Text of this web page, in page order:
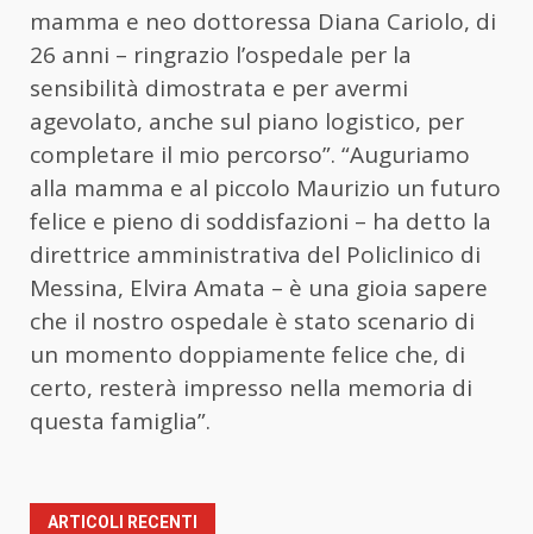
mamma e neo dottoressa Diana Cariolo, di
26 anni – ringrazio l’ospedale per la
sensibilità dimostrata e per avermi
agevolato, anche sul piano logistico, per
completare il mio percorso”. “Auguriamo
alla mamma e al piccolo Maurizio un futuro
felice e pieno di soddisfazioni – ha detto la
direttrice amministrativa del Policlinico di
Messina, Elvira Amata – è una gioia sapere
che il nostro ospedale è stato scenario di
un momento doppiamente felice che, di
certo, resterà impresso nella memoria di
questa famiglia”.
ARTICOLI RECENTI